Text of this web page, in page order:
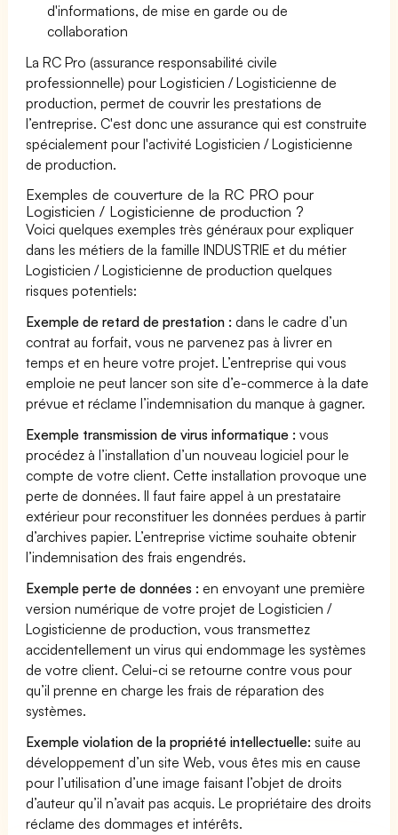
d'informations, de mise en garde ou de
collaboration
La RC Pro (assurance responsabilité civile
professionnelle) pour Logisticien / Logisticienne de
production, permet de couvrir les prestations de
l’entreprise. C'est donc une assurance qui est construite
spécialement pour l'activité Logisticien / Logisticienne
de production.
Exemples de couverture de la RC PRO pour
Logisticien / Logisticienne de production ?
Voici quelques exemples très généraux pour expliquer
dans les métiers de la famille INDUSTRIE et du métier
Logisticien / Logisticienne de production quelques
risques potentiels:
Exemple de retard de prestation : dans le cadre d’un
contrat au forfait, vous ne parvenez pas à livrer en
temps et en heure votre projet. L’entreprise qui vous
emploie ne peut lancer son site d’e-commerce à la date
prévue et réclame l’indemnisation du manque à gagner.
Exemple transmission de virus informatique : vous
procédez à l’installation d’un nouveau logiciel pour le
compte de votre client. Cette installation provoque une
perte de données. Il faut faire appel à un prestataire
extérieur pour reconstituer les données perdues à partir
d’archives papier. L’entreprise victime souhaite obtenir
l’indemnisation des frais engendrés.
Exemple perte de données : en envoyant une première
version numérique de votre projet de Logisticien /
Logisticienne de production, vous transmettez
accidentellement un virus qui endommage les systèmes
de votre client. Celui-ci se retourne contre vous pour
qu’il prenne en charge les frais de réparation des
systèmes.
Exemple violation de la propriété intellectuelle: suite au
développement d’un site Web, vous êtes mis en cause
pour l’utilisation d’une image faisant l’objet de droits
d’auteur qu’il n’avait pas acquis. Le propriétaire des droits
réclame des dommages et intérêts.